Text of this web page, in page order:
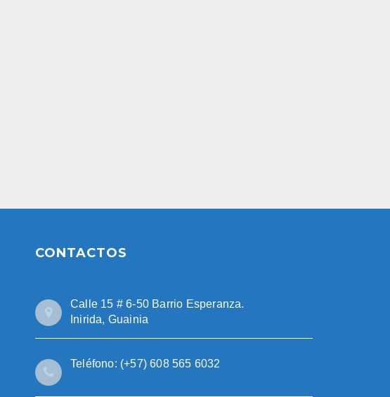
CONTACTOS
Calle 15 # 6-50 Barrio Esperanza.
Inirida, Guainia
Teléfono: (+57) 608 565 6032